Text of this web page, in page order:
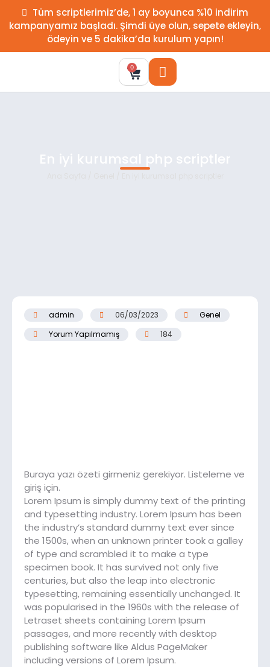
Tüm scriptlerimiz’de, 1 ay boyunca %10 indirim
kampanyamız başladı. Şimdi üye olun, sepete ekleyin,
ödeyin ve 5 dakika’da kurulum yapın!
0
En iyi kurumsal php scriptler
admin 06/03/2023
Genel
Yorum Yapılmamış
184
Buraya yazı özeti girmeniz gerekiyor. Listeleme ve
giriş için.
Lorem Ipsum is simply dummy text of the printing
and typesetting industry. Lorem Ipsum has been
the industry’s standard dummy text ever since
the 1500s, when an unknown printer took a galley
of type and scrambled it to make a type
specimen book. It has survived not only five
centuries, but also the leap into electronic
typesetting, remaining essentially unchanged. It
was popularised in the 1960s with the release of
Letraset sheets containing Lorem Ipsum
passages, and more recently with desktop
publishing software like Aldus PageMaker
including versions of Lorem Ipsum.